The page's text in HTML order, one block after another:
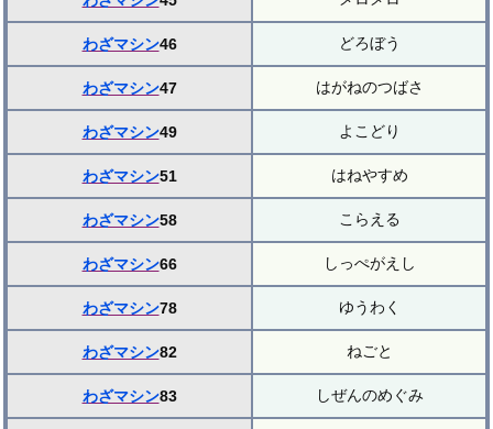
わざマシン46 どろぼう
わざマシン47 はがねのつばさ
わざマシン49 よこどり
わざマシン51 はねやすめ
わざマシン58 こらえる
わざマシン66 しっぺがえし
わざマシン78 ゆうわく
わざマシン82 ねごと
わざマシン83 しぜんのめぐみ